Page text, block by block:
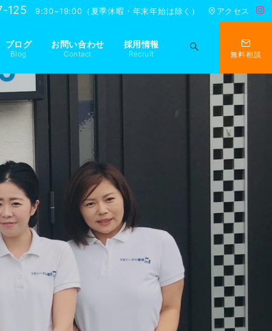
125 9:30~19:00（夏季休暇・年末年始は除く） アクセス
ブログ
Blog
お問い合わせ
Contact
採用情報
Recruit 無料相談